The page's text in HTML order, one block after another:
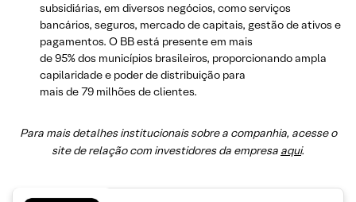
subsidiárias, em diversos negócios, como serviços
bancários, seguros, mercado de capitais, gestão de ativos e
pagamentos. O BB está presente em mais
de 95% dos municípios brasileiros, proporcionando ampla
capilaridade e poder de distribuição para
mais de 79 milhões de clientes.
Para mais detalhes institucionais sobre a companhia, acesse o
site de relação com investidores da empresa aqui.